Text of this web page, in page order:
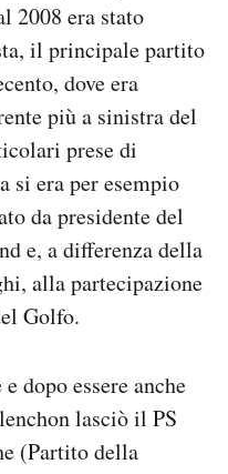
2008 era stato
il principale partito
dove era
più a sinistra del
prese di
si era per esempio
da presidente del
e, a differenza della
alla partecipazione
Golfo.
dopo essere anche
lasciò il PS
(Partito della